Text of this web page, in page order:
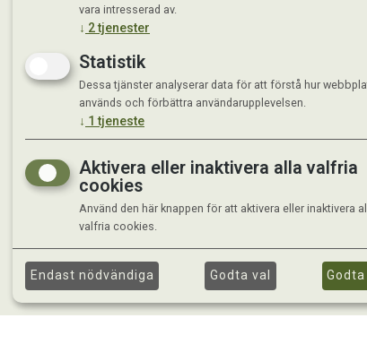
vara intresserad av.
↓ 2tjenester
Statistik
Dessa tjänster analyserar data för att förstå hur
används och förbättra användarupplevelsen.
↓ 1 tjeneste
Aktivera eller inaktivera alla valfria
cookies
Använd den här knappen för att aktivera eller inaktivera
valfria cookies.
Endast nödvändiga Godta val